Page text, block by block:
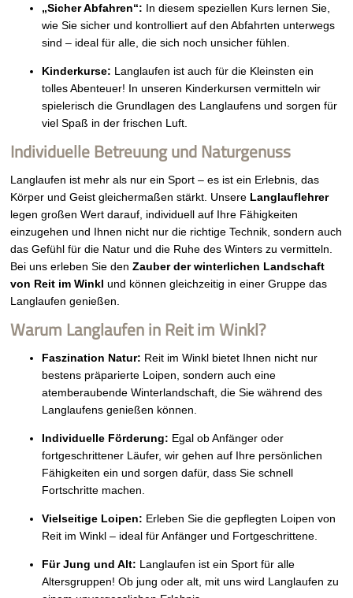
„Sicher Abfahren“: In diesem speziellen Kurs lernen Sie,
wie Sie sicher und kontrolliert auf den Abfahrten unterwegs
sind – ideal für alle, die sich noch unsicher fühlen.
Kinderkurse: Langlaufen ist auch für die Kleinsten ein
tolles Abenteuer! In unseren Kinderkursen vermitteln wir
spielerisch die Grundlagen des Langlaufens und sorgen für
viel Spaß in der frischen Luft.
Individuelle Betreuung und Naturgenuss
Langlaufen ist mehr als nur ein Sport – es ist ein Erlebnis, das
Körper und Geist gleichermaßen stärkt. Unsere Langlauflehrer
legen großen Wert darauf, individuell auf Ihre Fähigkeiten
einzugehen und Ihnen nicht nur die richtige Technik, sondern auch
das Gefühl für die Natur und die Ruhe des Winters zu vermitteln.
Bei uns erleben Sie denZauber der winterlichen Landschaft
von Reit im Winkl und können gleichzeitig in einer Gruppe das
Langlaufen genießen.
Warum Langlaufen in Reit im Winkl?
Faszination Natur: Reit im Winkl bietet Ihnen nicht nur
bestens präparierte Loipen, sondern auch eine
atemberaubende Winterlandschaft, die Sie während des
Langlaufens genießen können.
Individuelle Förderung: Egal ob Anfänger oder
fortgeschrittener Läufer, wir gehen auf Ihre persönlichen
Fähigkeiten ein und sorgen dafür, dass Sie schnell
Fortschritte machen.
Vielseitige Loipen: Erleben Sie die gepflegten Loipen von
Reit im Winkl – ideal für Anfänger und Fortgeschrittene.
Für Jung und Alt: Langlaufen ist ein Sport für alle
Altersgruppen! Ob jung oder alt, mit uns wird Langlaufen zu